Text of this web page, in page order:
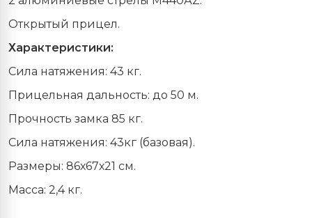
Открытый прицел.
Характеристики:
Сила натяжения: 43 кг.
Прицельная дальность: до 50 м.
Прочность замка 85 кг.
Сила натяжения: 43кг (базовая).
Размеры: 86х67х21 см.
Масса: 2,4 кг.